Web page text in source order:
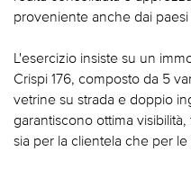
proveniente anche dai paesi
L'esercizio insiste su un
Crispi 176, composto da 5
vetrine su strada e doppio
garantiscono ottima
sia per la clientela che per